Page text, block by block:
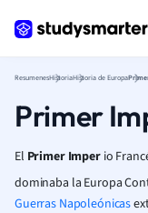
ResumenesHistoriaHistoria de Europa
Primer
El Primer Imperio
dominaba la Europa
Guerras Napoleónicas